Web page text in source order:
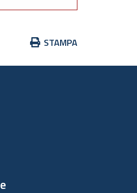
Azioni
documento
STAMPA